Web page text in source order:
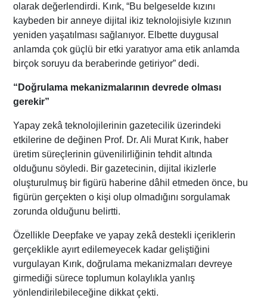
olarak değerlendirdi. Kırık, “Bu belgeselde kızını
kaybeden bir anneye dijital ikiz teknolojisiyle kızının
yeniden yaşatılması sağlanıyor. Elbette duygusal
anlamda çok güçlü bir etki yaratıyor ama etik anlamda
birçok soruyu da beraberinde getiriyor” dedi.
“Doğrulama mekanizmalarının devrede olması
gerekir”
Yapay zekâ teknolojilerinin gazetecilik üzerindeki
etkilerine de değinen Prof. Dr. Ali Murat Kırık, haber
üretim süreçlerinin güvenilirliğinin tehdit altında
olduğunu söyledi. Bir gazetecinin, dijital ikizlerle
oluşturulmuş bir figürü haberine dâhil etmeden önce, bu
figürün gerçekten o kişi olup olmadığını sorgulamak
zorunda olduğunu belirtti.
Özellikle Deepfake ve yapay zekâ destekli içeriklerin
gerçeklikle ayırt edilemeyecek kadar geliştiğini
vurgulayan Kırık, doğrulama mekanizmaları devreye
girmediği sürece toplumun kolaylıkla yanlış
yönlendirilebileceğine dikkat çekti.